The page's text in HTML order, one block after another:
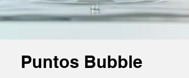
Puntos Bubble